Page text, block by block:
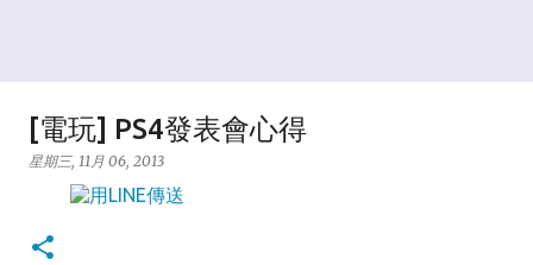
[電玩] PS4發表會心得
星期三, 11月 06, 2013